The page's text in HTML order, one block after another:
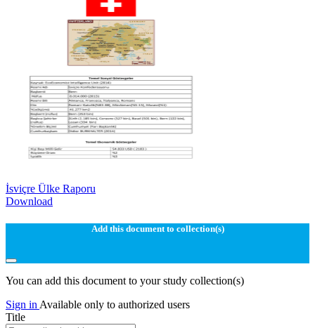
İsviçre Ülke Raporu
Download
Add this document to collection(s)
You can add this document to your study collection(s)
Sign in Available only to authorized users
Title